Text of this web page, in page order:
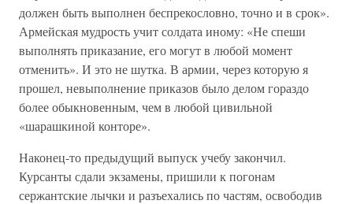
должен быть выполнен беспрекословно, точно и в срок».
Армейская мудрость учит солдата иному: «Не спеши
выполнять приказание, его могут в любой момент
отменить». И это не шутка. В армии, через которую я
прошел, невыполнение приказов было делом гораздо
более обыкновенным, чем в любой цивильной
«шарашкиной конторе».
Наконец-то предыдущий выпуск учебу закончил.
Курсанты сдали экзамены, пришили к погонам
сержантские лычки и разъехались по частям, освободив